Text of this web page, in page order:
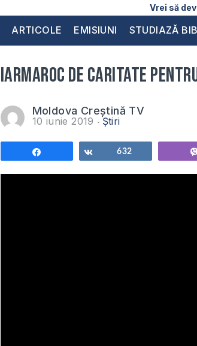
Vrei să
ARTICOLE EMISIUNI STUDIAZĂ
Iarmaroc de caritate
Moldova Creștină TV
10 iunie 2019 Știri
Share632